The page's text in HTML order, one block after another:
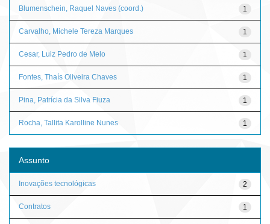
1
Blumenschein, Raquel Naves (coord.)
1
Carvalho, Michele Tereza Marques
1
Cesar, Luiz Pedro de Melo
1
Fontes, Thaís Oliveira Chaves
1
Pina, Patrícia da Silva Fiuza
1
Rocha, Tallita Karolline Nunes
Assunto
2
Inovações tecnológicas
1
Contratos